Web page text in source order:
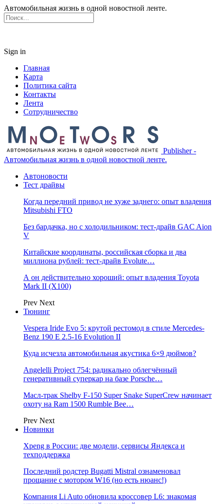
Автомобильная жизнь в одной новостной ленте.
Sign in
Главная
Карта
Политика сайта
Контакты
Лента
Сотрудничество
Publisher -
Автомобильная жизнь в одной новостной ленте.
Автоновости
Тест драйвы
Когда передний привод не хуже заднего: опыт владения
Mitsubishi FTO
Без бардачка, но с холодильником: тест-драйв GAC Aion
V
Китайские координаты, российская сборка и два
миллиона рублей: тест-драйв Evolute…
А он действительно хороший: опыт владения Toyota
Mark II (Х100)
Prev Next
Тюнинг
Vespera Iride Evo 5: крутой рестомод в стиле Mercedes-
Benz 190 E 2.5-16 Evolution II
Куда исчезла автомобильная акустика 6×9 дюймов?
Angelelli Project 754: радикально облегчённый
генеративный суперкар на базе Porsche…
Масл-трак Shelby F-150 Super Snake SuperCrew начинает
охоту на Ram 1500 Rumble Bee…
Prev Next
Новинки
Xpeng в России: две модели, сервисы Яндекса и
техподдержка
Последний родстер Bugatti Mistral ознаменовал
прощание с мотором W16 (но есть нюанс!)
Компания Li Auto обновила кроссовер L6: знакомая